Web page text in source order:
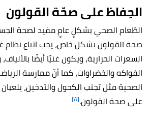
الحِفاظ على صحّة القولون
الطّعام الصحي بشكلٍ عامٍ مفيد لصحة
صحة القولون بشكل خاص، يجب اتباع نظام
السعرات الحرارية، ويكون غنيًا أيضًا
الفواكه والخضراوات، كما أنّ ممارسة
الصحية مثل تجنب الكحول والتدخين،
على صحة القولون.[٨]